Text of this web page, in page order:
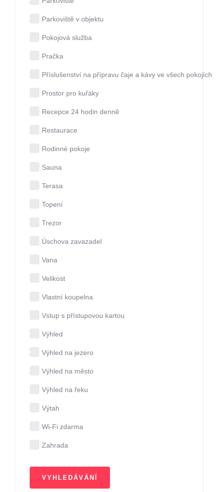
Parkoviště v objektu
Pokojová služba
Pračka
Příslušenství na přípravu čaje a kávy ve všech pokojích
Prostor pro kuřáky
Recepce 24 hodin denně
Restaurace
Rodinné pokoje
Sauna
Terasa
Topení
Trezor
Úschova zavazadel
Vana
Velikost
Vlastní koupelna
Vstup s přístupovou kartou
Výhled
Výhled na jezero
Výhled na město
Výhled na řeku
Výtah
Wi-Fi zdarma
Zahrada